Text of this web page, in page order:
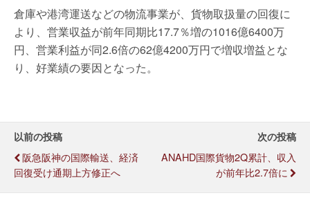
倉庫や港湾運送などの物流事業が、貨物取扱量の回復に
より、営業収益が前年同期比17.7％増の1016億6400万
円、営業利益が同2.6倍の62億4200万円で増収増益とな
り、好業績の要因となった。
以前の投稿
阪急阪神の国際輸送、経済
回復受け通期上方修正へ
次の投稿
ANAHD国際貨物2Q累計、収入
が前年比2.7倍に